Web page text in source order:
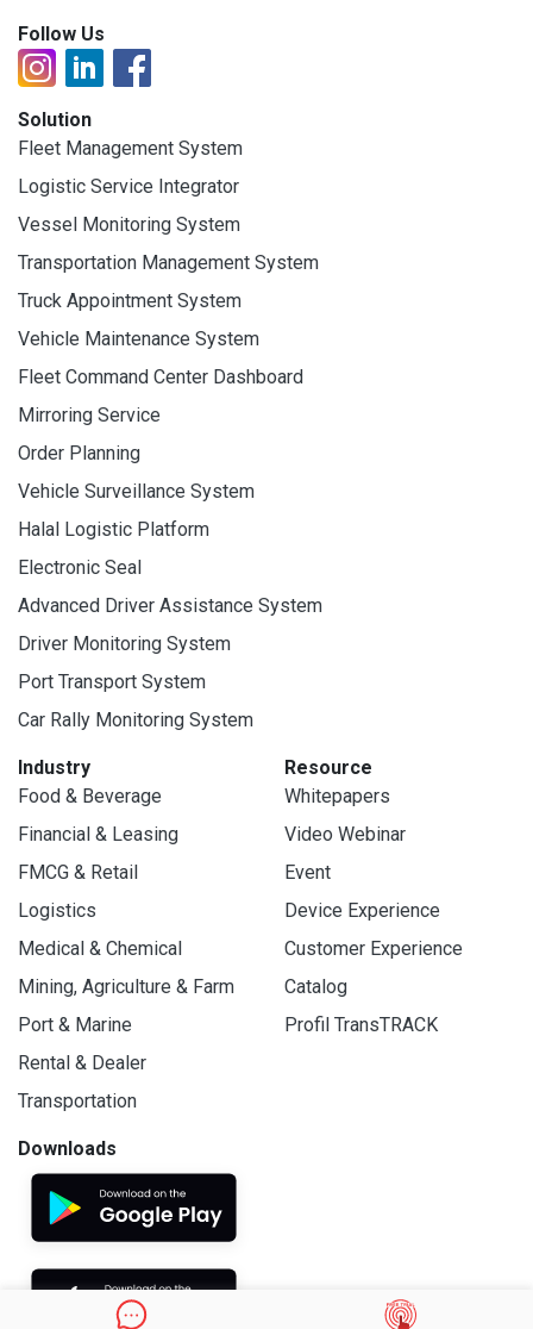
Follow Us
Solution
Fleet Management System
Logistic Service Integrator
Vessel Monitoring System
Transportation Management System
Truck Appointment System
Vehicle Maintenance System
Fleet Command Center Dashboard
Mirroring Service
Order Planning
Vehicle Surveillance System
Halal Logistic Platform
Electronic Seal
Advanced Driver Assistance System
Driver Monitoring System
Port Transport System
Car Rally Monitoring System
Industry
Food & Beverage
Financial & Leasing
FMCG & Retail
Logistics
Medical & Chemical
Mining, Agriculture & Farm
Port & Marine
Rental & Dealer
Transportation
Resource
Whitepapers
Video Webinar
Event
Device Experience
Customer Experience
Catalog
Profil TransTRACK
Downloads